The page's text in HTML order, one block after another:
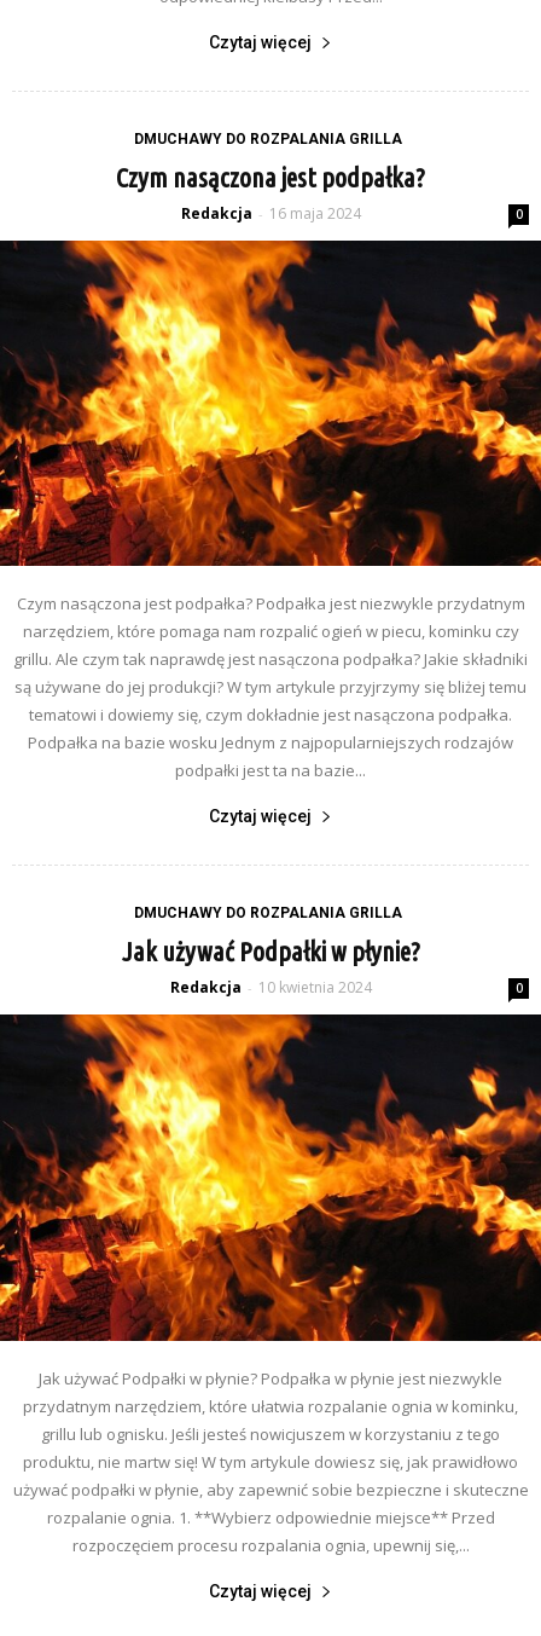
Czytaj więcej
DMUCHAWY DO ROZPALANIA GRILLA
Czym nasączona jest podpałka?
Redakcja - 16 maja 2024 0
Czym nasączona jest podpałka? Podpałka jest niezwykle przydatnym
narzędziem, które pomaga nam rozpalić ogień w piecu, kominku czy
grillu. Ale czym tak naprawdę jest nasączona podpałka? Jakie składniki
są używane do jej produkcji? W tym artykule przyjrzymy się bliżej temu
tematowi i dowiemy się, czym dokładnie jest nasączona podpałka.
Podpałka na bazie wosku Jednym z najpopularniejszych rodzajów
podpałki jest ta na bazie...
Czytaj więcej
DMUCHAWY DO ROZPALANIA GRILLA
Jak używać Podpałki w płynie?
Redakcja - 10 kwietnia 2024 0
Jak używać Podpałki w płynie? Podpałka w płynie jest niezwykle
przydatnym narzędziem, które ułatwia rozpalanie ognia w kominku,
grillu lub ognisku. Jeśli jesteś nowicjuszem w korzystaniu z tego
produktu, nie martw się! W tym artykule dowiesz się, jak prawidłowo
używać podpałki w płynie, aby zapewnić sobie bezpieczne i skuteczne
rozpalanie ognia. 1. **Wybierz odpowiednie miejsce** Przed
rozpoczęciem procesu rozpalania ognia, upewnij się,...
Czytaj więcej